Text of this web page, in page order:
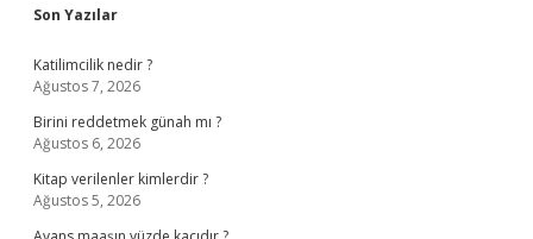
Sidebar
Son Yazılar
Katilimcilik nedir ?
Ağustos 7, 2026
Birini reddetmek günah mı ?
Ağustos 6, 2026
Kitap verilenler kimlerdir ?
Ağustos 5, 2026